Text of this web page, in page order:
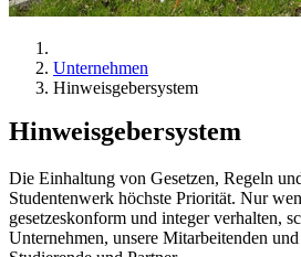
Unternehmen
Hinweisgebersystem
Hinweisgebersystem
Die Einhaltung von Gesetzen, Regeln
Studentenwerk höchste Priorität. Nur
gesetzeskonform und integer verhalten,
Unternehmen, unsere Mitarbeitenden